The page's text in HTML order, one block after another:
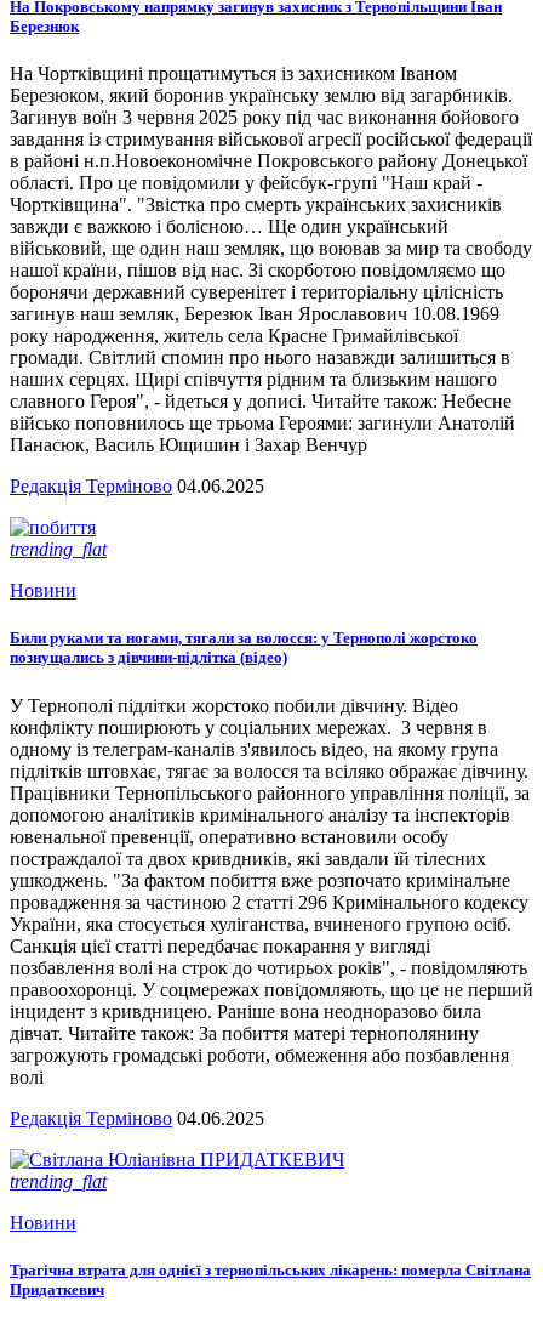
На Покровському напрямку загинув захисник з Тернопільщини Іван
Березнюк
На Чортківщині прощатимуться із захисником Іваном
Березюком, який боронив українську землю від загарбників.
Загинув воїн 3 червня 2025 року під час виконання бойового
завдання із стримування військової агресії російської федерації
в районі н.п.Новоекономічне Покровського району Донецької
області. Про це повідомили у фейсбук-групі "Наш край -
Чортківщина". "Звістка про смерть українських захисників
завжди є важкою і болісною… Ще один український
військовий, ще один наш земляк, що воював за мир та свободу
нашої країни, пішов від нас. Зі скорботою повідомляємо що
боронячи державний суверенітет і територіальну цілісність
загинув наш земляк, Березюк Іван Ярославович 10.08.1969
року народження, житель села Красне Гримайлівської
громади. Світлий спомин про нього назавжди залишиться в
наших серцях. Щирі співчуття рідним та близьким нашого
славного Героя", - йдеться у дописі. Читайте також: Небесне
військо поповнилось ще трьома Героями: загинули Анатолій
Панасюк, Василь Ющишин і Захар Венчур
Редакція Терміново 04.06.2025
trending_flat
Новини
Били руками та ногами, тягали за волосся: у Тернополі жорстоко
познущались з дівчини-підлітка (відео)
У Тернополі підлітки жорстоко побили дівчину. Відео
конфлікту поширюють у соціальних мережах. 3 червня в
одному із телеграм-каналів з'явилось відео, на якому група
підлітків штовхає, тягає за волосся та всіляко ображає дівчину.
Працівники Тернопільського районного управління поліції, за
допомогою аналітиків кримінального аналізу та інспекторів
ювенальної превенції, оперативно встановили особу
постраждалої та двох кривдників, які завдали їй тілесних
ушкоджень. "За фактом побиття вже розпочато кримінальне
провадження за частиною 2 статті 296 Кримінального кодексу
України, яка стосується хуліганства, вчиненого групою осіб.
Санкція цієї статті передбачає покарання у вигляді
позбавлення волі на строк до чотирьох років", - повідомляють
правоохоронці. У соцмережах повідомляють, що це не перший
інцидент з кривдницею. Раніше вона неодноразово била
дівчат. Читайте також: За побиття матері тернополянину
загрожують громадські роботи, обмеження або позбавлення
волі
Редакція Терміново 04.06.2025
trending_flat
Новини
Трагічна втрата для однієї з тернопільських лікарень: померла Світлана
Придаткевич